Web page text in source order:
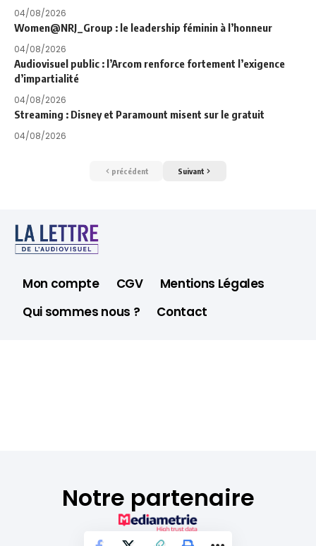
04/08/2026
Women@NRJ_Group : le leadership féminin à l’honneur
04/08/2026
Audiovisuel public : l’Arcom renforce fortement l’exigence
d’impartialité
04/08/2026
Streaming : Disney et Paramount misent sur le gratuit
04/08/2026
précédent Suivant
Mon compte CGV
Mentions Légales
Qui sommes nous ?
Contact
Notre partenaire